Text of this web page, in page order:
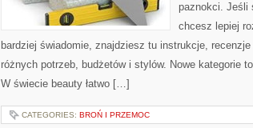
paznokci. Jeśli
chcesz lepiej
bardziej świadomie, znajdziesz tu instrukcje,
różnych potrzeb, budżetów i stylów. Nowe kategorie
W świecie beauty łatwo […]
CATEGORIES: BROŃ I PRZEMOC